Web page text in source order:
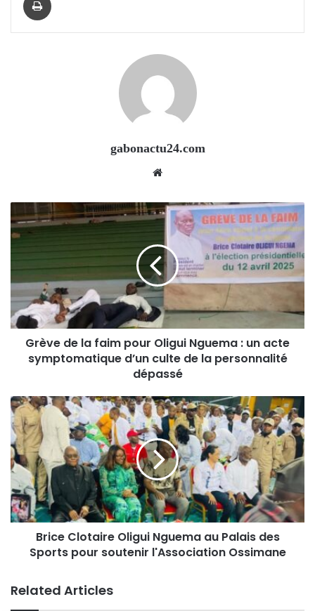
gabonactu24.com
Grève de la faim pour Oligui Nguema : un acte
symptomatique d’un culte de la personnalité
dépassé
Brice Clotaire Oligui Nguema au Palais des
Sports pour soutenir l'Association Ossimane
Related Articles